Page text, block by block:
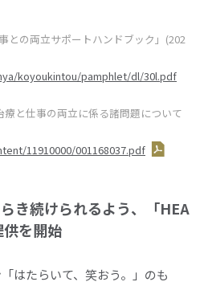
の両立サポートハンドブック」 (202
koyoukintou/pamphlet/dl/30l.pdf
療と仕事の両立に係る諸問題について
11910000/001168037.pdf
き続けられるよう、「HEA
供を開始
はたらいて、笑おう。」のも